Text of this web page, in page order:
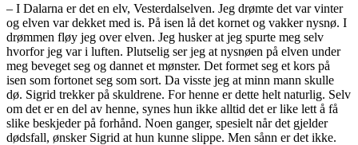
– I Dalarna er det en elv, Vesterdalselven. Jeg drømte det var vinter
og elven var dekket med is. På isen lå det kornet og vakker nysnø. I
drømmen fløy jeg over elven. Jeg husker at jeg spurte meg selv
hvorfor jeg var i luften. Plutselig ser jeg at nysnøen på elven under
meg beveget seg og dannet et mønster. Det formet seg et kors på
isen som fortonet seg som sort. Da visste jeg at minn mann skulle
dø. Sigrid trekker på skuldrene. For henne er dette helt naturlig. Selv
om det er en del av henne, synes hun ikke alltid det er like lett å få
slike beskjeder på forhånd. Noen ganger, spesielt når det gjelder
dødsfall, ønsker Sigrid at hun kunne slippe. Men sånn er det ikke.